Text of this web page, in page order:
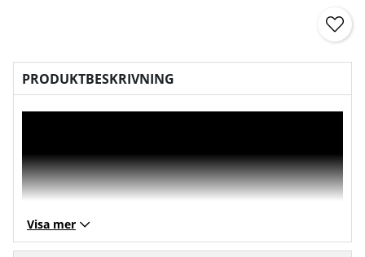
PRODUKTBESKRIVNING
Visa mer